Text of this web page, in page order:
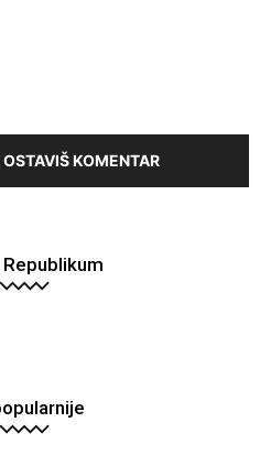
KOMENTAR